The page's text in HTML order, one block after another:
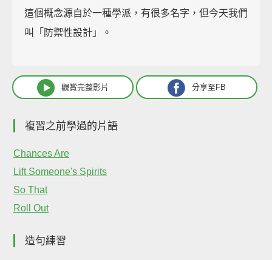
這個概念源自於一種學派，有很多名字，但今天我們
叫「防禦性設計」。
觀賞完整影片 分享至FB
複習之前學過的片語
Chances Are
Lift Someone's Spirits
So That
Roll Out
造句練習